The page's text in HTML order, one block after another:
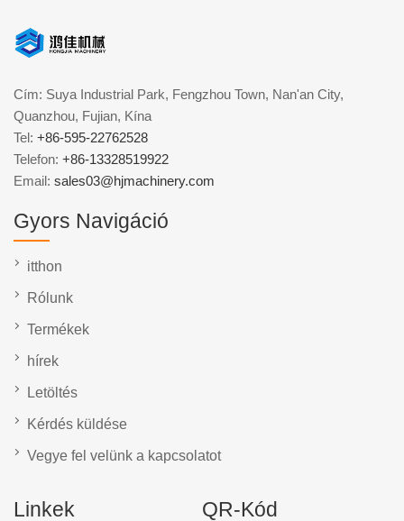
Cím: Suya Industrial Park, Fengzhou Town, Nan'an City,
Quanzhou, Fujian, Kína
Tel: +86-595-22762528
Telefon: +86-13328519922
Email: sales03@hjmachinery.com
Gyors Navigáció
itthon
Rólunk
Termékek
hírek
Letöltés
Kérdés küldése
Vegye fel velünk a kapcsolatot
Linkek QR-Kód